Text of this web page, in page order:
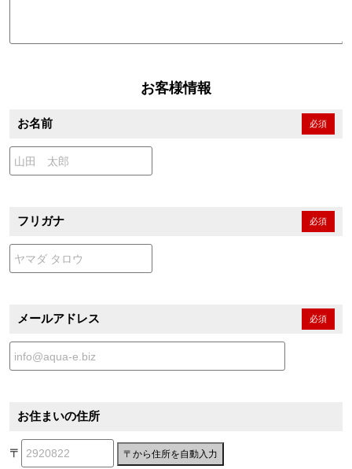
お客様情報
お名前 必須
フリガナ 必須
メールアドレス 必須
お住まいの住所
〒